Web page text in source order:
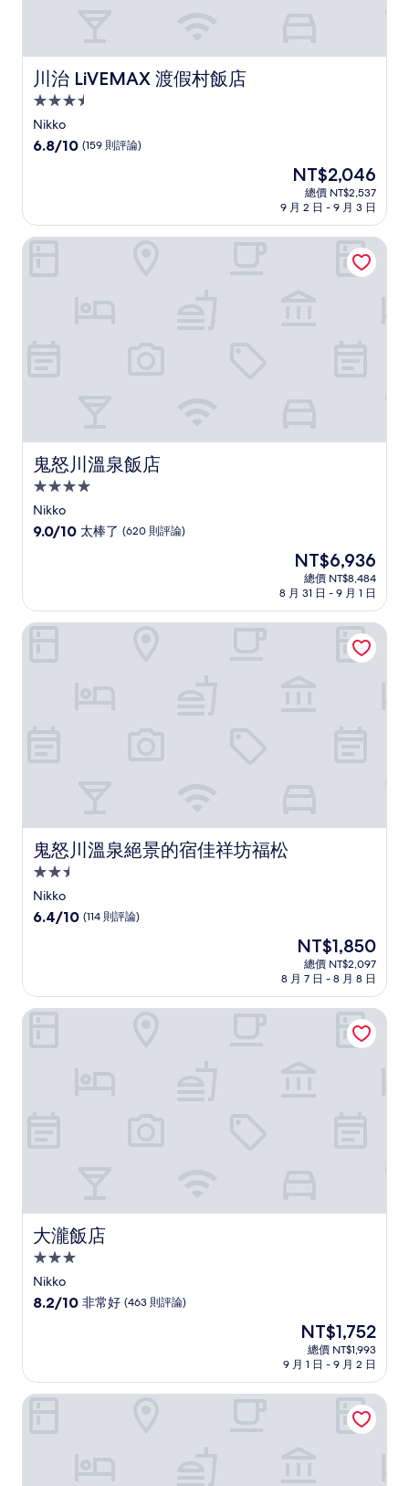
川治 LiVEMAX 渡假村飯店
川治 LiVEMAX 渡假村飯店
3.5
星
級
Nikko
6.8
(159
則
6.8/10 (159 則評論)
現
價
為
NT$2,046
NT$2,046
總價 NT$2,537
9 月 2 日 - 9 月 3 日
鬼怒川溫泉飯店
鬼怒川溫泉飯店
4.0
星
級
Nikko
9.0
分，
太
9.0/10 太棒了 (620 則評論)
現
在
價
為
NT$6,936
NT$6,936
總價 NT$8,484
8 月 31 日 - 9 月 1 日
鬼怒川溫泉飯店
鬼怒川溫泉絕景的宿佳祥坊福松
鬼怒川溫泉絕景的宿佳祥坊福松
2.5
星
級
Nikko
6.4
(114
則
6.4/10 (114 則評論)
現
在
價
為
NT$1,850
NT$1,850
總價 NT$2,097
8 月 7 日 - 8 月 8 日
鬼怒川溫泉絕景的宿佳祥坊福松
大瀧飯店
大瀧飯店
3.0
星
級
Nikko
8.2
分，
非
8.2/10 非常好 (463 則評論)
現
在
價
為
NT$1,752
NT$1,752
總價 NT$1,993
9 月 1 日 - 9 月 2 日
大瀧飯店
星野集團界鬼怒川